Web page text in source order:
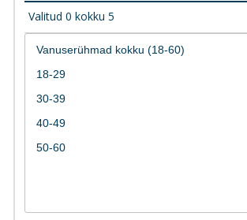
Valitud 0 kokku 5